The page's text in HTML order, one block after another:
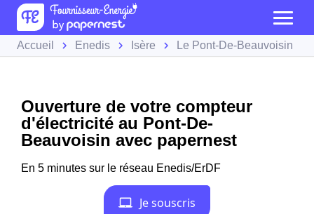
Accueil Enedis Isère Le Pont-De-Beauvoisin